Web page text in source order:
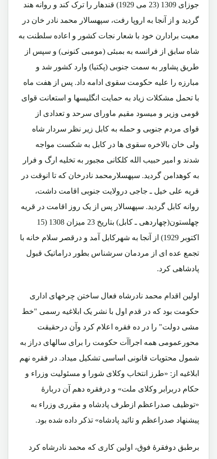
جوزای 1309 (23 می 1929) قندهار را ترک کند و روانه هند
گردید و از آنجا به اروپا رفت، سپهسالار محمد نادر خان در
معیت برادارن خود با شعار نجات کشور و اعاده سلطنت به
شاه سابق از فرانسه به بمبئی (مومبی کنونی) و سپس از
طریق پشاور به سمت جنوبی (پکتیا) وارد کشور شد و
مبارزه را علیه حکومت سقوی ادامه داد. پس از هفت ماه
با تحمل مشکلات زیاد به حمایت انگلیسها و استعانت قوای
قومی وزیر و میسود مقیم ماورای سرحد و تعدادی از
قوای مردم جنوبی و حمله به کابل زیر نظر سردار شاه
ولی خان بالاخره سقوی ها در کابل به شکست مواجه
شدند و امیر حبیب الله کلکانی مجبور به تخلیه ارگ و فرار
به کوهدامن گردید. سپهسلارمحمد نادرخان که تا انوقت در
قریه علی خیل ـ جاجی درولایت جنوبی اقامت داشت،
روانه کابل گردید. سپهسالار پس از یک روز اقامت در قریه
چهلستون(چهاردهی ـ کابل) بتاریخ 23 میزان 1308 (15
اکتوبر 1929) از آنجا به شهرکابل آمد و درقصر سلام خانه با
تجمع عده ای از مردمان سرشناس بطور دراماتیک قبول
پادشاهی کرد.
اولین اقدام محمد نادرشاه فعال ساختن چرخهای اداری
حکومت بود که در قدم اول با نشر یک ابلاغیه رسمی "خط
مشی دولت" را در ده فقره اعلام کرد وآن درحقیقت
محورعمومی همه اجراآت حکومت را برای سالهای دراز به
شمول محتویات قانونی اساسی تشکیل میداد. در فقره نهم
ابلاغیه از: «طرز انتخاب وکلای شورا و مسئولیت وزراء و
حکام دربرابر وکلای ملت» و درفقره دهم آن دربارۀ
«توظیف صدراعظم ازطرف پادشاه و مقرری وزراء به
پیشنهاد صدراعظم و تائید پادشاه» تذکر داده شده بود.
برطبق دوفقرۀ فوق، اولین کاری که محمد نادرشاه کرد